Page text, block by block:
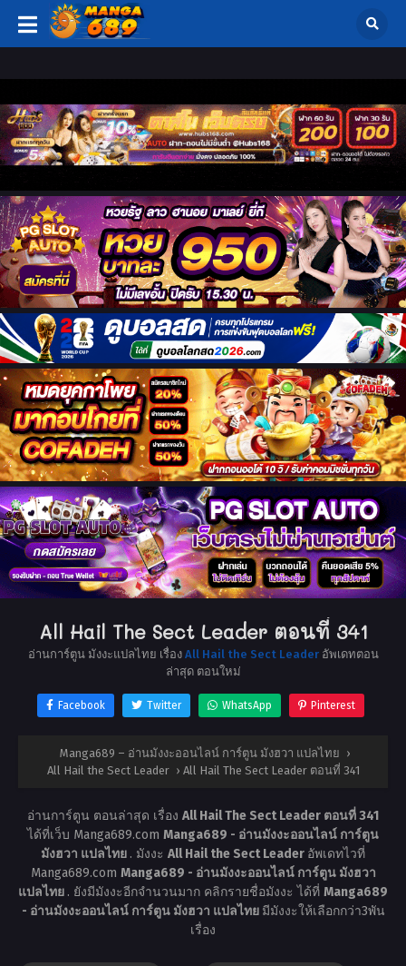
All Hail The Sect Leader ตอนที่ 341
อ่านการ์ตูน มังงะแปลไทย เรื่อง All Hail the Sect Leaderอัพเดทตอน
ล่าสุด ตอนใหม่
Facebook Twitter WhatsApp Pinterest
Manga689 – อ่านมังงะออนไลน์ การ์ตูน มังฮวา แปลไทย ›
All Hail the Sect Leader › All Hail The Sect Leader ตอนที่ 341
อ่านการ์ตูน ตอนล่าสุด เรื่อง All Hail The Sect Leader ตอนที่ 341
ได้ที่เว็บ Manga689.com Manga689 - อ่านมังงะออนไลน์ การ์ตูน
มังฮวา แปลไทย . มังงะ All Hail the Sect Leader อัพเดทไวที่
Manga689.com Manga689 - อ่านมังงะออนไลน์ การ์ตูน มังฮวา
แปลไทย . ยังมีมังงะอีกจำนวนมาก คลิกรายชื่อมังงะ ได้ที่ Manga689
- อ่านมังงะออนไลน์ การ์ตูน มังฮวา แปลไทย มีมังงะให้เลือกกว่า3พัน
เรื่อง